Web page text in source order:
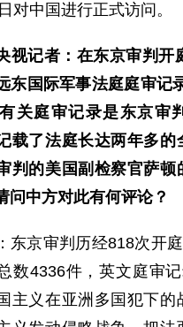
对中国进行正式访问。
视记者：在东京审判开
东国际军事法庭庭审记
关庭审记录是东京审
载了法庭长达两年多的
判的美国副检察官萨顿
问中方对此有何评论？
东京审判历经818次开
数4336件，英文庭审
主义在亚洲多国犯下的